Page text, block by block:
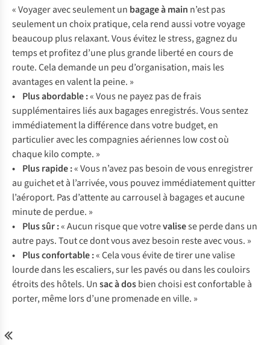
«Voyageravecseulementun bagageàmain n’estpas
seulementunchoixpratique,cela rend aussivotrevoyage
beaucoup plus relaxant.Vousévitezlestress,gagnezdu
tempsetprofitezd’uneplus grandelibertéencoursde
route.Celademandeun peud’organisation,mais les
avantagesenvalentla peine. »
• Plusabordable:«Vous nepayezpasdefrais
supplémentaires liés auxbagagesenregistrés.Voussentez
immédiatementladifférencedansvotrebudget,en
particulieraveclescompagnies aériennes lowcostoù
chaquekilocompte. »
• Plusrapide:«Vous n’avezpas besoindevousenregistrer
au guichetet à l’arrivée,vous pouvezimmédiatementquitter
l’aéroport. Pasd’attenteaucarrouselà bagagesetaucune
minutedeperdue. »
• Plussûr:«Aucun risquequevotrevaliseseperdedans un
autrepays.Toutcedontvous avezbesoin resteavecvous. »
• Plusconfortable:«Celavousévitedetirerunevalise
lourdedans lesescaliers,surles pavésoudans lescouloirs
étroitsdes hôtels. Unsacàdosbienchoisiestconfortableà
porter,mêmelorsd’unepromenadeenville. »